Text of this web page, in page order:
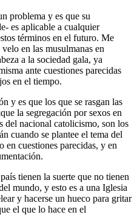
problema y es que su
es aplicable a cualquier
términos en el futuro. Me
en las musulmanas en
a la sociedad gala, ya
ante cuestiones parecidas
en el tiempo.
y es que los que se rasgan las
la segregación por sexos en
del nacional catolicismo, son los
cuando se plantee el tema del
en cuestiones parecidas, y en
tienen la suerte que no tienen
mundo, y esto es a una Iglesia
y hacerse un hueco para gritar
el que lo hace en el